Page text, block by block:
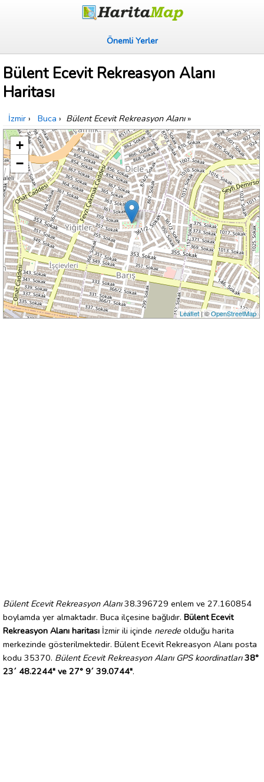
Önemli Yerler
Bülent Ecevit Rekreasyon Alanı
Haritası
İzmir › Buca › Bülent Ecevit Rekreasyon Alanı»
+
−
Leaflet| ©OpenStreetMap
Bülent Ecevit Rekreasyon Alanı38.396729 enlem ve 27.160854
boylamda yer almaktadır. Buca ilçesine bağlıdır. Bülent Ecevit
Rekreasyon Alanı haritası İzmir ili içinde nerede olduğu harita
merkezinde gösterilmektedir. Bülent Ecevit Rekreasyon Alanı posta
kodu 35370. Bülent Ecevit Rekreasyon Alanı GPS koordinatları 38°
23´ 48.2244" ve 27° 9´ 39.0744".